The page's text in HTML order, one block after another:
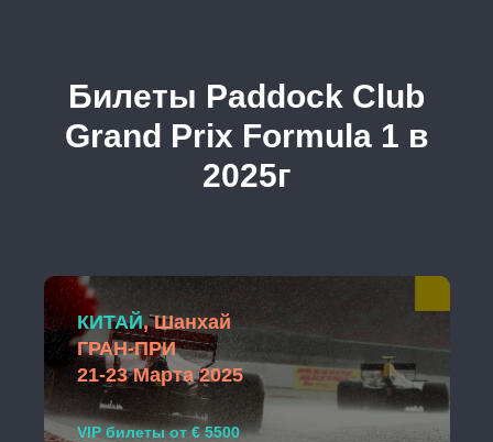
Билеты Paddock Club
Grand Prix Formula 1 в
2025г
КИТАЙ, Шанхай
ГРАН-ПРИ
21-23 Марта 2025
VIP билеты от € 5500